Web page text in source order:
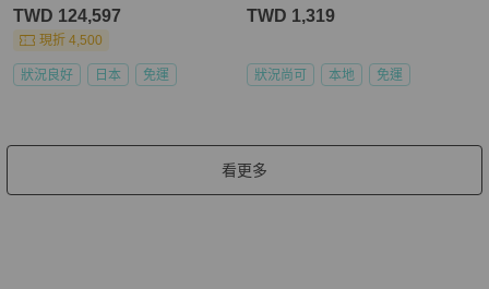
TWD 124,597
現折 4,500
狀況良好 日本 免運
TWD 1,319
狀況尚可 本地 免運
看更多